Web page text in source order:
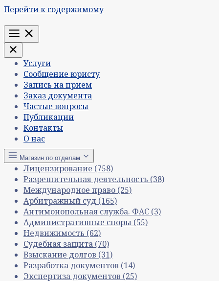
Перейти к содержимому
Меню
Услуги
Сообщение юристу
Запись на прием
Заказ документа
Частые вопросы
Публикации
Контакты
О нас
Магазин по отделам
Лицензирование (758)
Разрешительная деятельность (38)
Международное право (25)
Арбитражный суд (165)
Антимонопольная служба. ФАС (3)
Административные споры (55)
Недвижимость (62)
Судебная защита (70)
Взыскание долгов (31)
Разработка документов (14)
Экспертиза документов (25)